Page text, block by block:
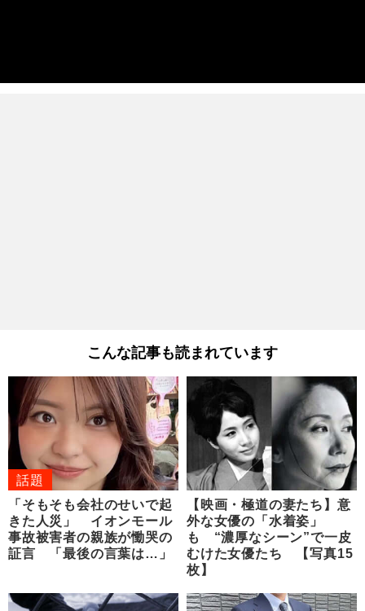
こんな記事も読まれています
話題
「そもそも会社のせいで起
きた人災」 イオンモール
事故被害者の親族が慟哭の
証言 「最後の言葉は…」
【映画・極道の妻たち】意
外な女優の「水着姿」
も “濃厚なシーン”で一皮
むけた女優たち 【写真15
枚】